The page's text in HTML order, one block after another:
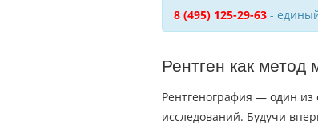
8 (495) 125-29-63 -
Рентген как метод
Рентгенография — один
исследований. Будучи